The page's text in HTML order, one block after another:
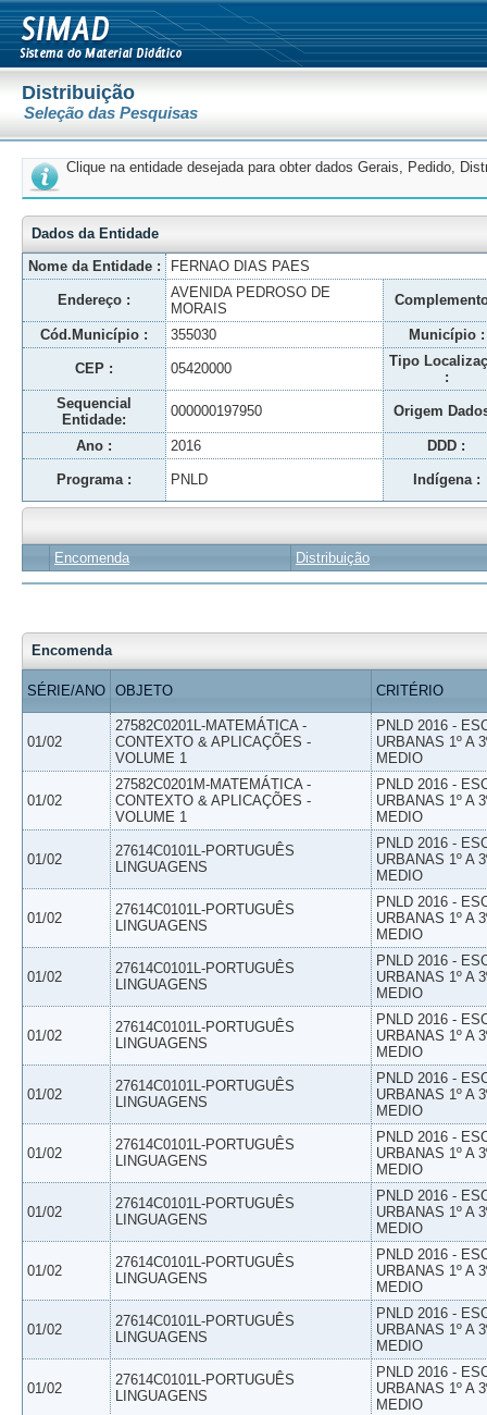
Distribuição
Seleção das Pesquisas
Clique na entidade desejada para obter dados Gerais, Pedido,
Dados da Entidade
Nome da Entidade :
FERNAO DIAS PAES
Endereço :
AVENIDA PEDROSO DE
MORAIS
Cód.Município : 355030 Município :
CEP : 05420000
Tipo
:
Sequencial
Entidade:
000000197950 Origem
Ano : 2016 DDD :
Programa : PNLD Indígena :
Encomenda Distribuição
Encomenda
SÉRIE/ANO OBJETO CRITÉRIO
01/02
27582C0201L-MATEMÁTICA -
CONTEXTO & APLICAÇÕES -
VOLUME 1
PNLD 2016 -
URBANAS 1º A
MEDIO
01/02
27582C0201M-MATEMÁTICA -
CONTEXTO & APLICAÇÕES -
VOLUME 1
PNLD 2016 -
URBANAS 1º A
MEDIO
01/02
27614C0101L-PORTUGUÊS
LINGUAGENS
PNLD 2016 -
URBANAS 1º A
MEDIO
01/02
27614C0101L-PORTUGUÊS
LINGUAGENS
PNLD 2016 -
URBANAS 1º A
MEDIO
01/02
27614C0101L-PORTUGUÊS
LINGUAGENS
PNLD 2016 -
URBANAS 1º A
MEDIO
01/02
27614C0101L-PORTUGUÊS
LINGUAGENS
PNLD 2016 -
URBANAS 1º A
MEDIO
01/02
27614C0101L-PORTUGUÊS
LINGUAGENS
PNLD 2016 -
URBANAS 1º A
MEDIO
01/02
27614C0101L-PORTUGUÊS
LINGUAGENS
PNLD 2016 -
URBANAS 1º A
MEDIO
01/02
27614C0101L-PORTUGUÊS
LINGUAGENS
PNLD 2016 -
URBANAS 1º A
MEDIO
01/02
27614C0101L-PORTUGUÊS
LINGUAGENS
PNLD 2016 -
URBANAS 1º A
MEDIO
01/02
27614C0101L-PORTUGUÊS
LINGUAGENS
PNLD 2016 -
URBANAS 1º A
MEDIO
01/02
27614C0101L-PORTUGUÊS
LINGUAGENS
PNLD 2016 -
URBANAS 1º A
MEDIO